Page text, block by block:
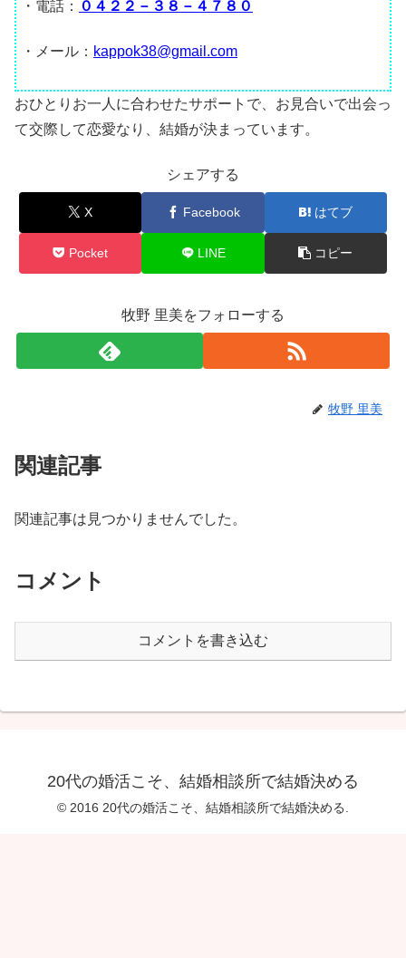
・電話： ０４２２－３８－４７８０
・メール： kappok38@gmail.com
おひとりお一人に合わせたサポートで、お見合いで出会っ
て交際して恋愛なり、結婚が決まっています。
シェアする
X Facebook はてブ
Pocket LINE コピー
牧野 里美をフォローする
牧野 里美
関連記事
関連記事は見つかりませんでした。
コメント
コメントを書き込む
20代の婚活こそ、結婚相談所で結婚決める
© 2016 20代の婚活こそ、結婚相談所で結婚決める.